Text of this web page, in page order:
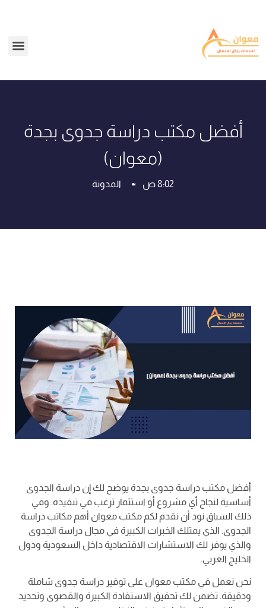
أفضل مكتب دراسة جدوى بجدة
(معوان)
8:02 ص المدونة
أفضل مكتب دراسة جدوى بجدة يوضح لك إن دراسة الجدوى
أساسية لنجاح أي مشروع أو استثمار ترغب في تنفيذه. وفي
ذلك السياق نود أن نقدم لكم مكتب معوان أهم مكاتب دراسة
الجدوى. الذي يمتلك الخبرات الكبيرة في مجال دراسة الجدوى
والذي يوفر لك الاستشارات الاقتصادية داخل السعودية ودول
الخليج العربي.
نحن نعمل في مكتب معوان على توفير دراسة جدوى شاملة
ودقيقة. تضمن لك تحقيق الاستفادة الكبيرة والقصوى وتحديد